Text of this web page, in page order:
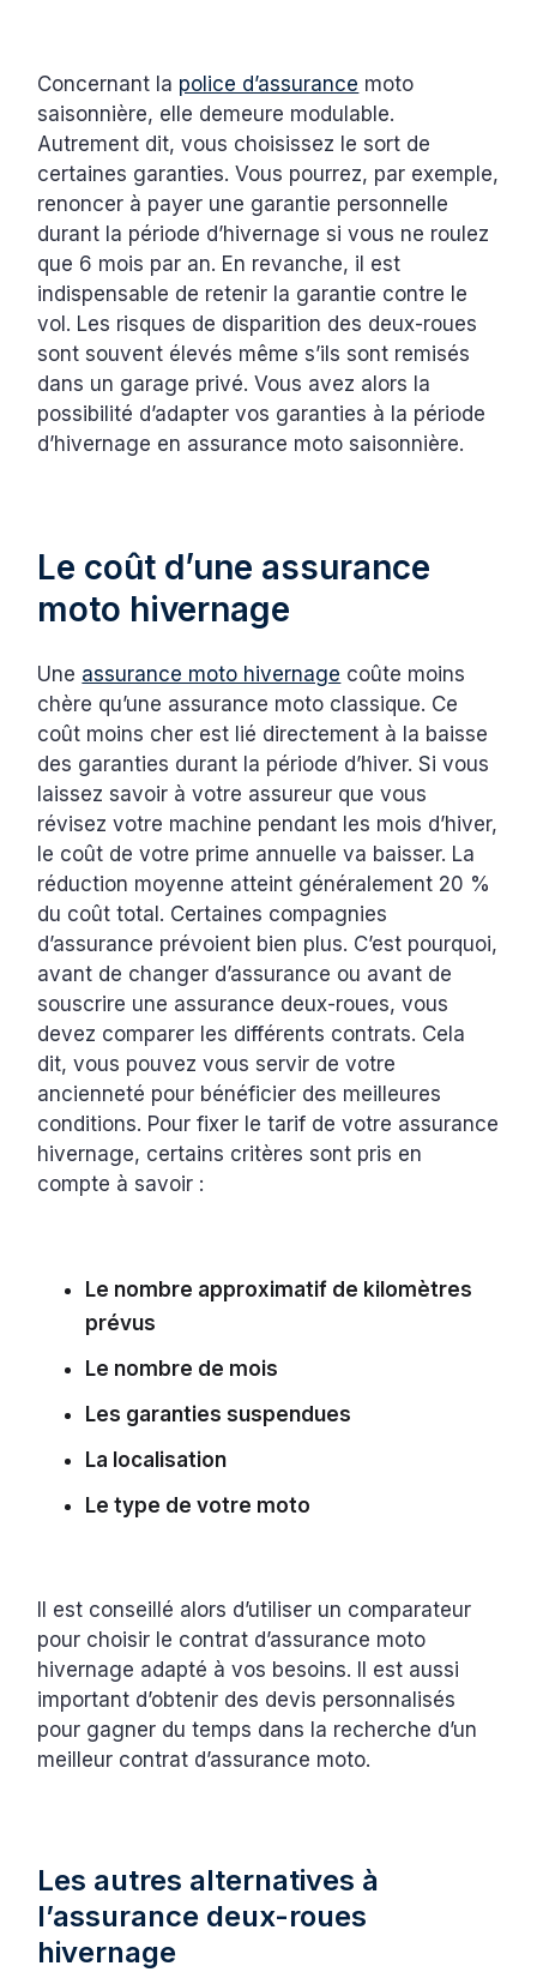
Concernant la police d’assurance moto
saisonnière, elle demeure modulable.
Autrement dit, vous choisissez le sort de
certaines garanties. Vous pourrez, par exemple,
renoncer à payer une garantie personnelle
durant la période d’hivernage si vous ne roulez
que 6 mois par an. En revanche, il est
indispensable de retenir la garantie contre le
vol. Les risques de disparition des deux-roues
sont souvent élevés même s’ils sont remisés
dans un garage privé. Vous avez alors la
possibilité d’adapter vos garanties à la période
d’hivernage en assurance moto saisonnière.
Le coût d’une assurance
moto hivernage
Une assurance moto hivernage coûte moins
chère qu’une assurance moto classique. Ce
coût moins cher est lié directement à la baisse
des garanties durant la période d’hiver. Si vous
laissez savoir à votre assureur que vous
révisez votre machine pendant les mois d’hiver,
le coût de votre prime annuelle va baisser. La
réduction moyenne atteint généralement 20 %
du coût total. Certaines compagnies
d’assurance prévoient bien plus. C’est pourquoi,
avant de changer d’assurance ou avant de
souscrire une assurance deux-roues, vous
devez comparer les différents contrats. Cela
dit, vous pouvez vous servir de votre
ancienneté pour bénéficier des meilleures
conditions. Pour fixer le tarif de votre assurance
hivernage, certains critères sont pris en
compte à savoir :
Le nombre approximatif de kilomètres
prévus
Le nombre de mois
Les garanties suspendues
La localisation
Le type de votre moto
Il est conseillé alors d’utiliser un comparateur
pour choisir le contrat d’assurance moto
hivernage adapté à vos besoins. Il est aussi
important d’obtenir des devis personnalisés
pour gagner du temps dans la recherche d’un
meilleur contrat d’assurance moto.
Les autres alternatives à
l’assurance deux-roues
hivernage